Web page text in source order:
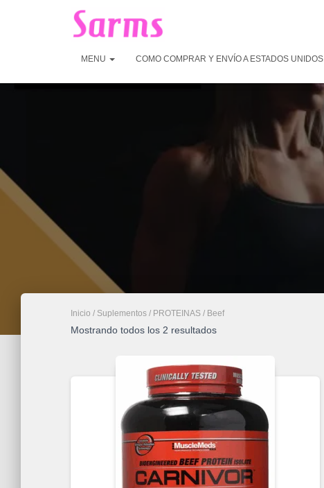
MENU COMO COMPRAR Y ENVÍO A ESTADOS UNIDOS
Inicio / Suplementos / PROTEINAS / Beef
Mostrando todos los 2 resultados